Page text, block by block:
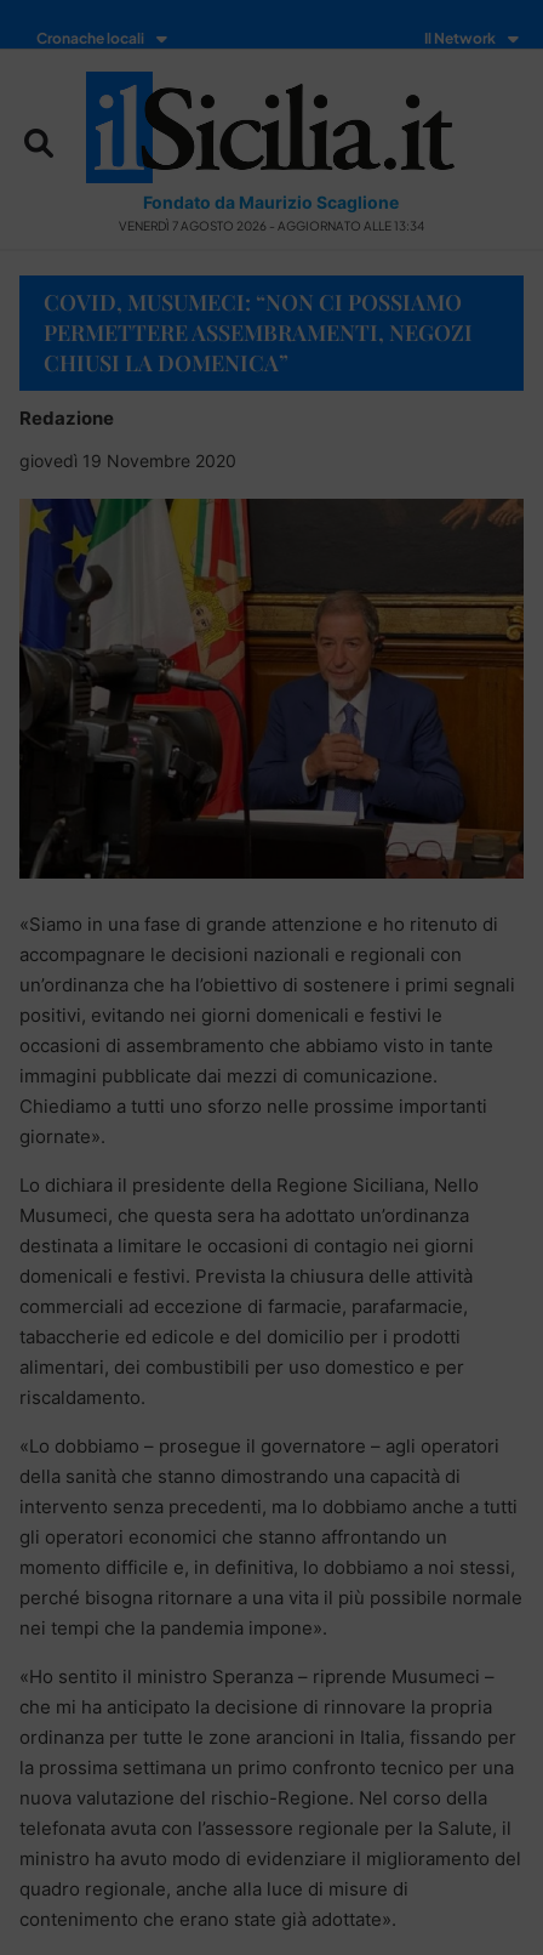
Cronache locali Il Network
Fondato da Maurizio Scaglione
VENERDÌ 7 AGOSTO 2026 - AGGIORNATO ALLE 13:34
COVID, MUSUMECI: “NON CI POSSIAMO
PERMETTERE ASSEMBRAMENTI, NEGOZI
CHIUSI LA DOMENICA”
Redazione
giovedì 19 Novembre 2020
«Siamo in una fase di grande attenzione e ho ritenuto di
accompagnare le decisioni nazionali e regionali con
un’ordinanza che ha l’obiettivo di sostenere i primi segnali
positivi, evitando nei giorni domenicali e festivi le
occasioni di assembramento che abbiamo visto in tante
immagini pubblicate dai mezzi di comunicazione.
Chiediamo a tutti uno sforzo nelle prossime importanti
giornate».
Lo dichiara il presidente della Regione Siciliana, Nello
Musumeci, che questa sera ha adottato un’ordinanza
destinata a limitare le occasioni di contagio nei giorni
domenicali e festivi. Prevista la chiusura delle attività
commerciali ad eccezione di farmacie, parafarmacie,
tabaccherie ed edicole e del domicilio per i prodotti
alimentari, dei combustibili per uso domestico e per
riscaldamento.
«Lo dobbiamo – prosegue il governatore – agli operatori
della sanità che stanno dimostrando una capacità di
intervento senza precedenti, ma lo dobbiamo anche a tutti
gli operatori economici che stanno affrontando un
momento difficile e, in definitiva, lo dobbiamo a noi stessi,
perché bisogna ritornare a una vita il più possibile normale
nei tempi che la pandemia impone».
«Ho sentito il ministro Speranza – riprende Musumeci –
che mi ha anticipato la decisione di rinnovare la propria
ordinanza per tutte le zone arancioni in Italia, fissando per
la prossima settimana un primo confronto tecnico per una
nuova valutazione del rischio-Regione. Nel corso della
telefonata avuta con l’assessore regionale per la Salute, il
ministro ha avuto modo di evidenziare il miglioramento del
quadro regionale, anche alla luce di misure di
contenimento che erano state già adottate».